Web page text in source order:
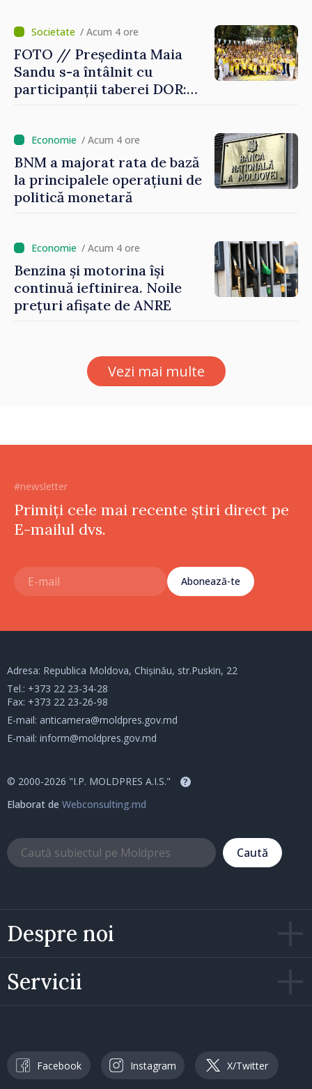
/ Acum 4 ore
FOTO // Președinta Maia
Sandu s-a întâlnit cu
participanții taberei DOR:
/ Acum 4 ore
BNM a majorat rata de bază
la principalele operațiuni de
politică monetară
/ Acum 4 ore
Benzina și motorina își
continuă ieftinirea. Noile
prețuri afișate de ANRE
Vezi mai multe
#newsletter
Primiți cele mai recente știri direct pe
E-mailul dvs.
Abonează-te
Despre noi
Servicii
Adresa: Republica Moldova, Chișinău, str.Puskin, 22
Tel.: +373 22 23-34-28
Fax: +373 22 23-26-98
E-mail: anticamera@moldpres.gov.md
E-mail: inform@moldpres.gov.md
© 2000-2026 "I.P. MOLDPRES A.I.S." ?
Elaborat de Webconsulting.md
Caută
Facebook Instagram X/Twitter